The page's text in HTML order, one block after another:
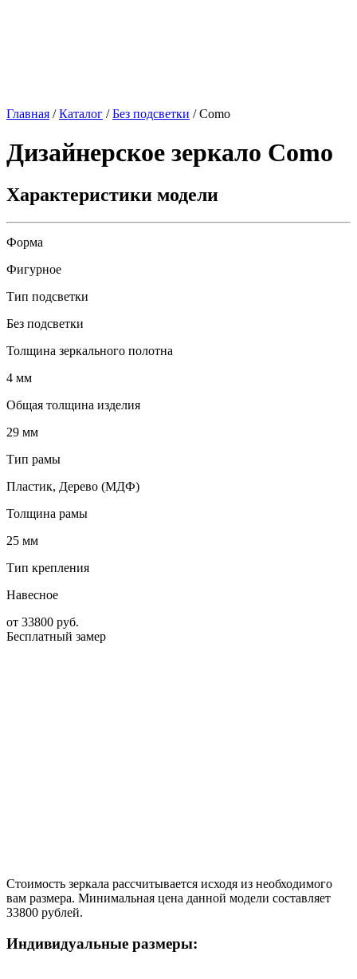
Главная /Каталог /Без подсветки /Como
Дизайнерское зеркало Como
Характеристики модели
Форма
Фигурное
Тип подсветки
Без подсветки
Толщина зеркального полотна
4 мм
Общая толщина изделия
29 мм
Тип рамы
Пластик, Дерево (МДФ)
Толщина рамы
25 мм
Тип крепления
Навесное
от 33800 руб.
Бесплатный замер
Стоимость зеркала рассчитывается исходя из необходимого
вам размера. Минимальная цена данной модели составляет
33800 рублей.
Индивидуальные размеры: